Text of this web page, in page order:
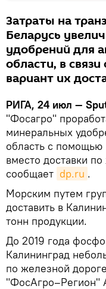
Затраты на
Беларусь
удобрений для
области, в
вариант их
РИГА, 24 июл —
"Фосагро"
минеральных
область с помощью
вместо доставки
сообщает dp.ru .
Морским путем
доставить в
тонн продукции.
До 2019 года
Калининград
по железной
"ФосАгро–Регион"